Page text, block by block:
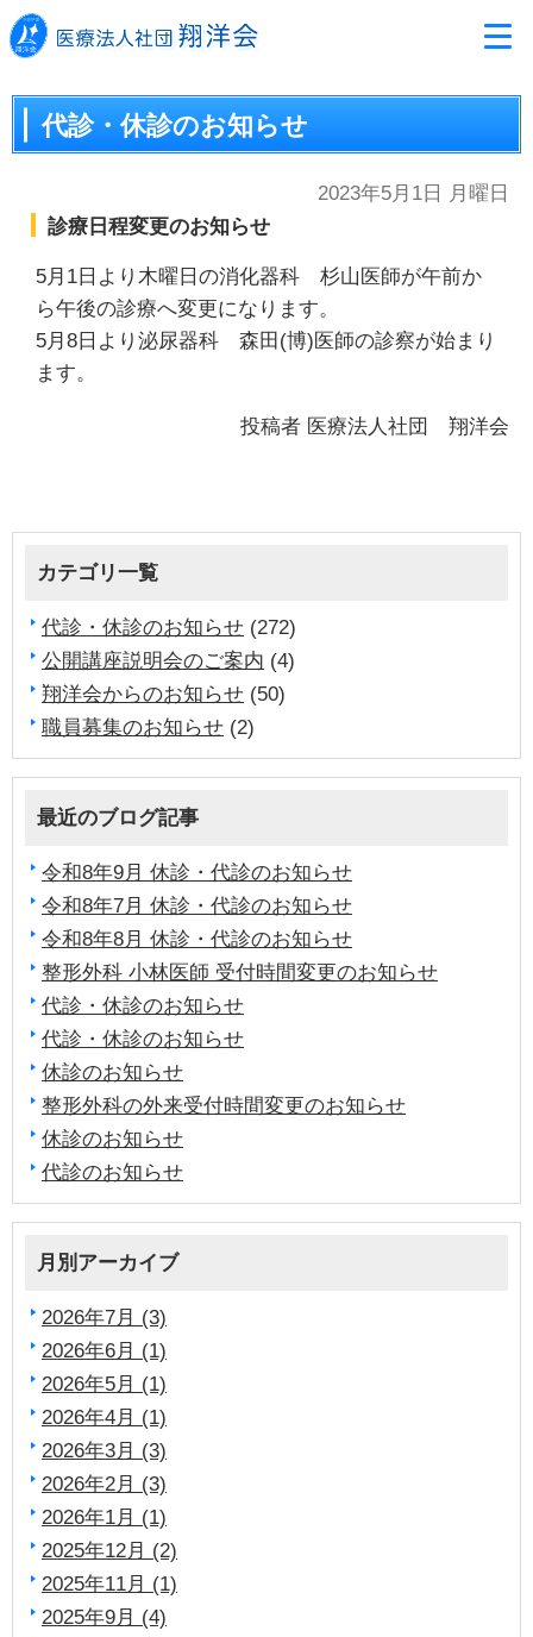
代診・休診のお知らせ
2023年5月1日 月曜日
診療日程変更のお知らせ
5月1日より木曜日の消化器科 杉山医師が午前か
ら午後の診療へ変更になります。
5月8日より泌尿器科 森田(博)医師の診察が始まり
ます。
投稿者 医療法人社団 翔洋会
カテゴリ一覧
代診・休診のお知らせ (272)
公開講座説明会のご案内 (4)
翔洋会からのお知らせ (50)
職員募集のお知らせ (2)
最近のブログ記事
令和8年9月 休診・代診のお知らせ
令和8年7月 休診・代診のお知らせ
令和8年8月 休診・代診のお知らせ
整形外科 小林医師 受付時間変更のお知らせ
代診・休診のお知らせ
代診・休診のお知らせ
休診のお知らせ
整形外科の外来受付時間変更のお知らせ
休診のお知らせ
代診のお知らせ
月別アーカイブ
2026年7月 (3)
2026年6月 (1)
2026年5月 (1)
2026年4月 (1)
2026年3月 (3)
2026年2月 (3)
2026年1月 (1)
2025年12月 (2)
2025年11月 (1)
2025年9月 (4)